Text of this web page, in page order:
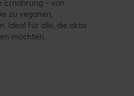
Ernährung – von
zu veganen,
Ideal für alle, die aktiv
möchten.